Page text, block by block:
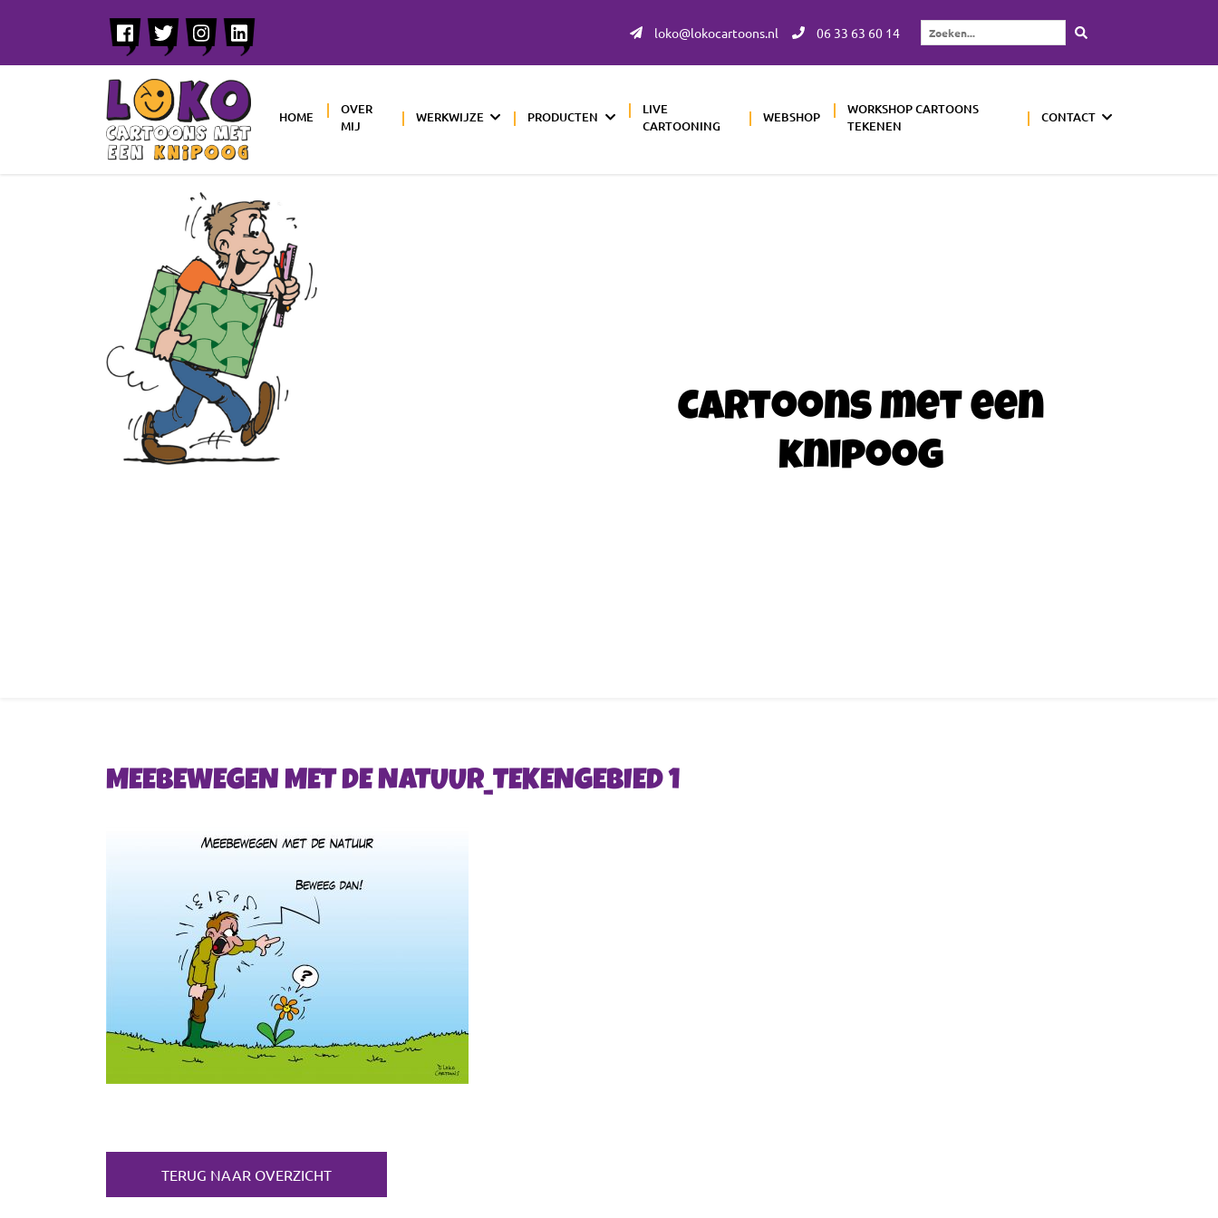
loko@lokocartoons.nl 06 33 63 60 14
Zoeken...
HOME
OVER
MIJ
WERKWIJZE PRODUCTEN
LIVE
CARTOONING
WEBSHOP
WORKSHOP CARTOONS
TEKENEN
CONTACT
Cartoons met een
knipoog
MEEBEWEGEN MET DE NATUUR_TEKENGEBIED 1
TERUG NAAR OVERZICHT